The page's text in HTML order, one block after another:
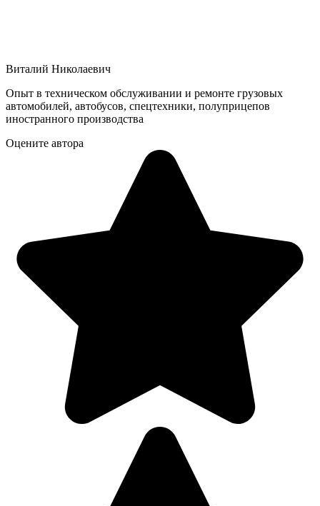
Виталий Николаевич
Опыт в техническом обслуживании и ремонте грузовых
автомобилей, автобусов, спецтехники, полуприцепов
иностранного производства
Оцените автора